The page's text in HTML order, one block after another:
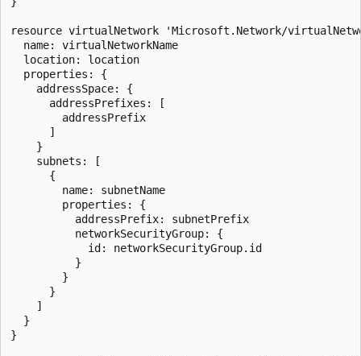
resource virtualNetwork 'Microsoft.Network/
  name: virtualNetworkName
  location: location
  properties: {
    addressSpace: {
      addressPrefixes: [
        addressPrefix
      ]
    }
    subnets: [
      {
        name: subnetName
        properties: {
          addressPrefix: subnetPrefix
          networkSecurityGroup: {
            id: networkSecurityGroup.id
          }
        }
      }
    ]
  }
}